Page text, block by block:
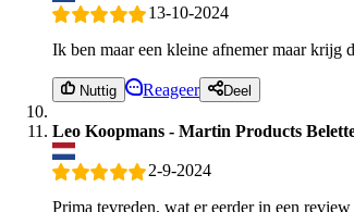
13-10-2024
Ik ben maar een kleine afnemer maar krijg
Nuttig Reageer Deel
Leo Koopmans - Martin Products
2-9-2024
Prima tevreden, wat er eerder in een